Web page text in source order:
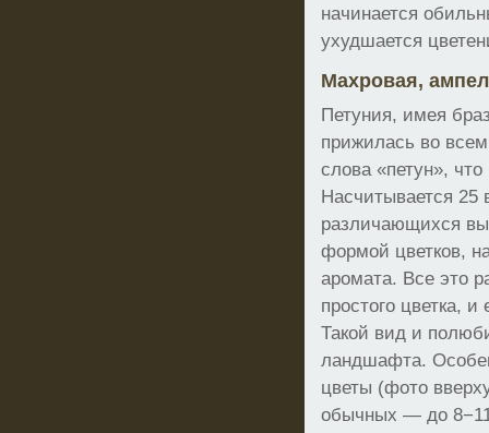
начинается
ухудшается
Махровая,
Петуния, имея
прижилась во
слова «петун»,
Насчитывается 25
различающихся
формой цветков,
аромата. Все это
простого цветка,
Такой вид и
ландшафта.
цветы (фото
обычных — до